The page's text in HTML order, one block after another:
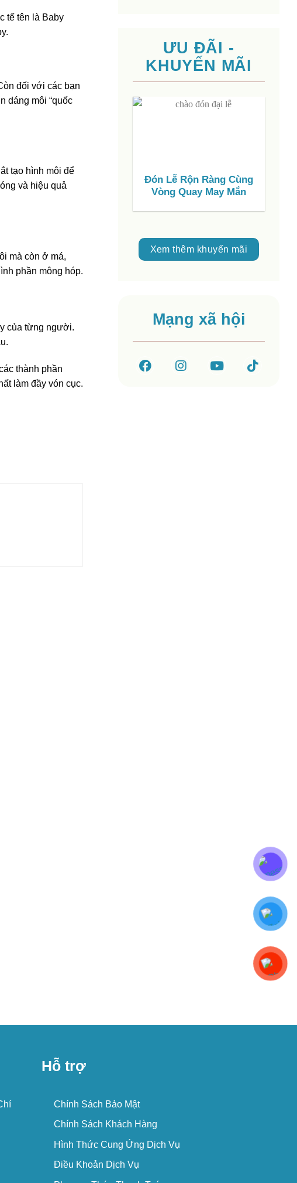
tế tên là Baby
đối với các bạn
dáng môi “quốc
tạo hình môi để
và hiệu quả
mà còn ở má,
phần mông hóp.
của từng người.
thành phần
làm đầy vón cục.
ƯU ĐÃI -
KHUYẾN MÃI
Đón Lễ Rộn Ràng Cùng
Vòng Quay May Mắn
Xem thêm khuyến mãi
Mạng xã hội
Hỗ trợ
Chính Sách Bảo Mật
Chính Sách Khách Hàng
Hình Thức Cung Ứng Dịch Vụ
Điều Khoản Dịch Vụ